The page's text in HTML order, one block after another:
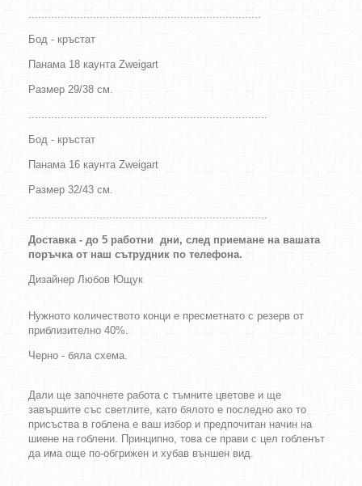
........................................................................
Бод - кръстат
Панама 18 каунта Zweigart
Размер 29/38 см.
..........................................................................
Бод - кръстат
Панама 16 каунта Zweigart
Размер 32/43 см.
..........................................................................
Доставка - до 5 работни дни, след приемане на вашата
поръчка от наш сътрудник по телефона.
Дизайнер Любов Ющук
Нужното количеството конци е пресметнато с резерв от
приблизително 40%.
Черно - бяла схема.
Дали ще започнете работа с тъмните цветове и ще
завършите със светлите, като бялото е последно ако то
присъства в гоблена е ваш избор и предпочитан начин на
шиене на гоблени. Принципно, това се прави с цел гобленът
да има още по-обгрижен и хубав външен вид.